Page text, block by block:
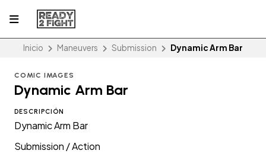
Inicio Maneuvers Submission Dynamic Arm Bar
COMIC IMAGES
Dynamic Arm Bar
DESCRIPCIÓN
Dynamic Arm Bar
Submission / Action